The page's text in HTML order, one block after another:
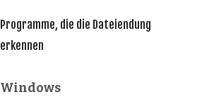
Programme, die die Dateiendung
erkennen
Windows